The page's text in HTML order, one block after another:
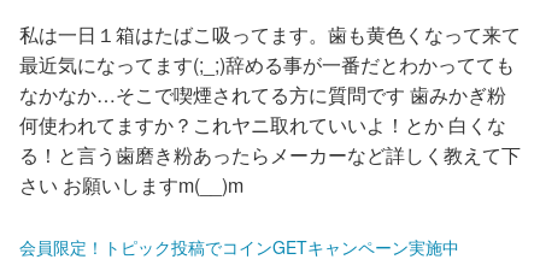
私は一日１箱はたばこ吸ってます。歯も黄色くなって来て
最近気になってます(;_;)辞める事が一番だとわかってても
なかなか…そこで喫煙されてる方に質問です 歯みかぎ粉
何使われてますか？これヤニ取れていいよ！とか 白くな
る！と言う歯磨き粉あったらメーカーなど詳しく教えて下
さい お願いしますm(__)m
会員限定！トピック投稿でコインGETキャンペーン実施中